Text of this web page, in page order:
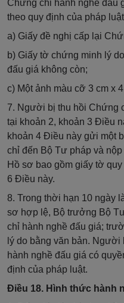
Chứng chỉ hành nghề đấu
theo quy định của pháp
a) Giấy đề nghị cấp lại
b) Giấy tờ chứng minh lý
đấu giá không còn;
c) Một ảnh màu cỡ 3 cm x
7. Người bị thu hồi Chứng
tại khoản 2, khoản 3 Điều
khoản 4 Điều này gửi một
chỉ đến Bộ Tư pháp và
Hồ sơ bao gồm giấy tờ
6 Điều này.
8. Trong thời hạn 10 ngày
sơ hợp lệ, Bộ trưởng Bộ
chỉ hành nghề đấu giá;
lý do bằng văn bản.
hành nghề đấu giá có
định của pháp luật.
Điều 18. Hình thức hành